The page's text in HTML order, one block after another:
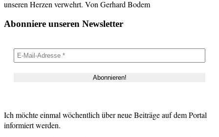
unseren Herzen verwehrt. Von Gerhard Bodem
Abonniere unseren Newsletter
Ich möchte einmal wöchentlich über neue Beiträge auf dem Portal
informiert werden.